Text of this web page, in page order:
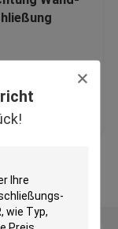
Kontakt